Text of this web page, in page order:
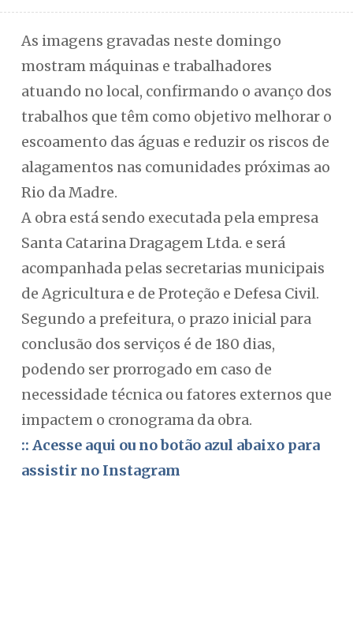
As imagens gravadas neste domingo
mostram máquinas e trabalhadores
atuando no local, confirmando o avanço dos
trabalhos que têm como objetivo melhorar o
escoamento das águas e reduzir os riscos de
alagamentos nas comunidades próximas ao
Rio da Madre.
A obra está sendo executada pela empresa
Santa Catarina Dragagem Ltda. e será
acompanhada pelas secretarias municipais
de Agricultura e de Proteção e Defesa Civil.
Segundo a prefeitura, o prazo inicial para
conclusão dos serviços é de 180 dias,
podendo ser prorrogado em caso de
necessidade técnica ou fatores externos que
impactem o cronograma da obra.
:: Acesse aqui ou no botão azul abaixo para
assistir no Instagram